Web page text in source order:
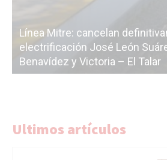
La Ciudad vuelve a postergar la
licitación de la línea F
Ultimos artículos